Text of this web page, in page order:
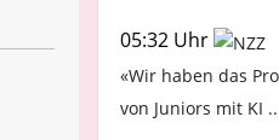
05:32 Uhr
«Wir haben das
von Juniors mit KI